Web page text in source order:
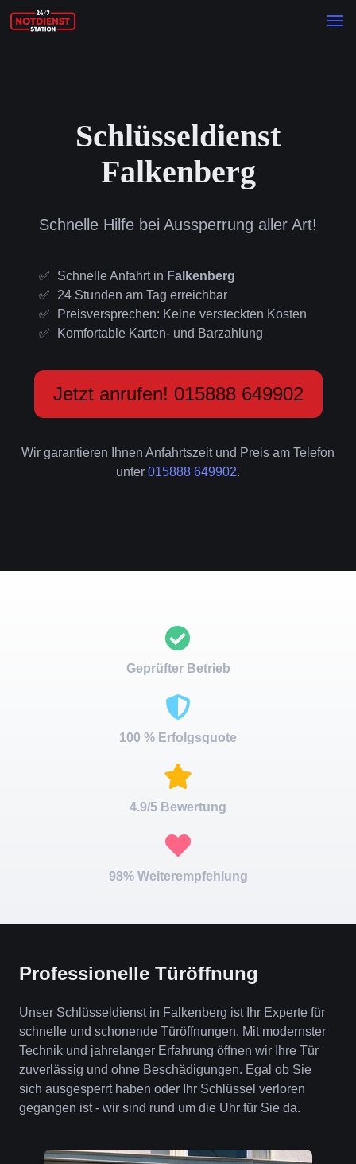
Schlüsseldienst
Falkenberg
Schnelle Hilfe bei Aussperrung aller Art!
Schnelle Anfahrt in Falkenberg
24 Stunden am Tag erreichbar
Preisversprechen: Keine versteckten Kosten
Komfortable Karten- und Barzahlung
Jetzt anrufen! 015888 649902
Wir garantieren Ihnen Anfahrtszeit und Preis am Telefon
unter 015888 649902.
Geprüfter Betrieb
100 % Erfolgsquote
4.9/5 Bewertung
98% Weiterempfehlung
Professionelle Türöffnung
Unser Schlüsseldienst in Falkenberg ist Ihr Experte für
schnelle und schonende Türöffnungen. Mit modernster
Technik und jahrelanger Erfahrung öffnen wir Ihre Tür
zuverlässig und ohne Beschädigungen. Egal ob Sie
sich ausgesperrt haben oder Ihr Schlüssel verloren
gegangen ist - wir sind rund um die Uhr für Sie da.